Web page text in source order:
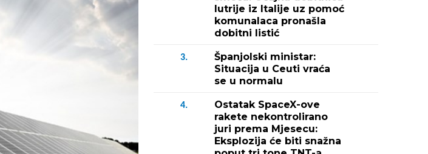
lutrije iz Italije uz pomoć
komunalaca pronašla
dobitni listić
3.
Španjolski ministar:
Situacija u Ceuti vraća
se u normalu
4.
Ostatak SpaceX-ove
rakete nekontrolirano
juri prema Mjesecu:
Eksplozija će biti snažna